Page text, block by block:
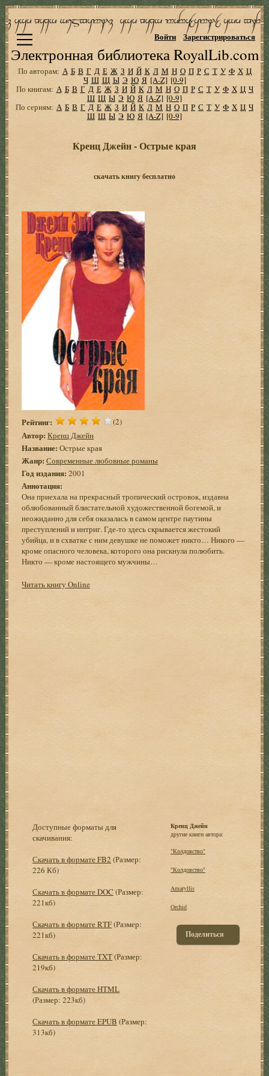
Электронная библиотека RoyalLib.com
Войти Зарегистрироваться
По авторам: А Б В Г Д Е Ж З И Й К Л М Н О П Р С Т У Ф Х Ц
Ч Ш Щ Ы Э Ю Я [A-Z] [0-9]
По книгам: А Б В Г Д Е Ж З И Й К Л М Н О П Р С Т У Ф Х Ц Ч
Ш Щ Ы Э Ю Я [A-Z] [0-9]
По сериям: А Б В Г Д Е Ж З И Й К Л М Н О П Р С Т У Ф Х Ц Ч
Ш Щ Ы Э Ю Я [A-Z] [0-9]
Кренц Джейн - Острые края
скачать книгу бесплатно
Рейтинг: (2)
Автор: Кренц Джейн
Название: Острые края
Жанр: Современные любовные романы
Год издания: 2001
Аннотация:
Она приехала на прекрасный тропический островок, издавна
облюбованный блистательной художественной богемой, и
неожиданно для себя оказалась в самом центре паутины
преступлений и интриг. Где-то здесь скрывается жестокий
убийца, и в схватке с ним девушке не поможет никто… Никого —
кроме опасного человека, которого она рискнула полюбить.
Никто — кроме настоящего мужчины…
Читать книгу Online
Доступные форматы для
скачивания:
Скачать в формате FB2 (Размер:
226 Кб)
Скачать в формате DOC (Размер:
221кб)
Скачать в формате RTF(Размер:
221кб)
Скачать в формате TXT(Размер:
219кб)
Скачать в формате HTML
(Размер: 223кб)
Скачать в формате EPUB (Размер:
313кб)
Кренц Джейн
другие книги автора:
"Колдовство"
"Колдовство"
Amaryllis
Orchid
Поделиться